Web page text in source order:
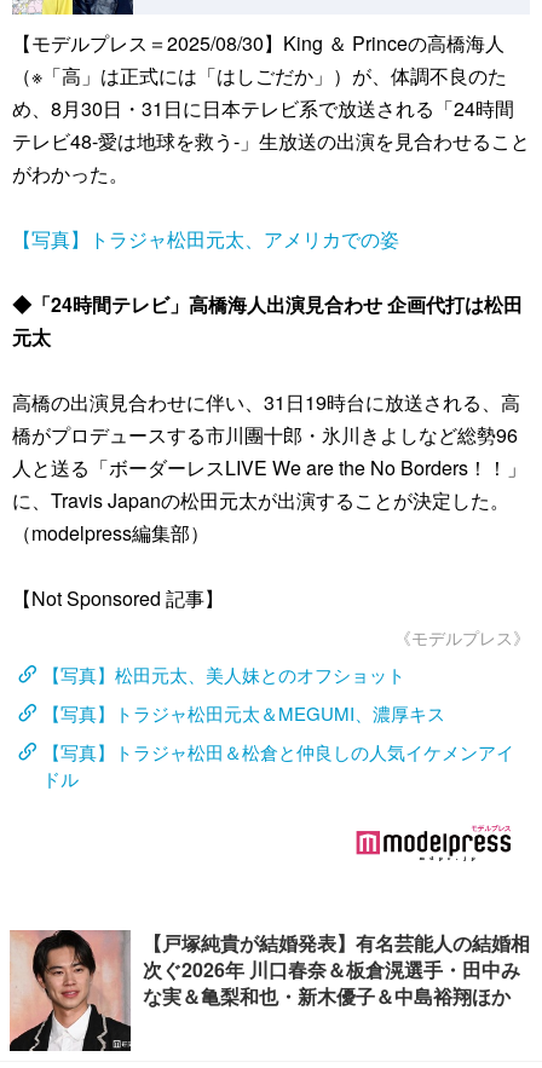
【モデルプレス＝2025/08/30】King ＆ Princeの高橋海人
（※「高」は正式には「はしごだか」）が、体調不良のた
め、8月30日・31日に日本テレビ系で放送される「24時間
テレビ48-愛は地球を救う-」生放送の出演を見合わせること
がわかった。
【写真】トラジャ松田元太、アメリカでの姿
◆「24時間テレビ」高橋海人出演見合わせ 企画代打は松田
元太
高橋の出演見合わせに伴い、31日19時台に放送される、高
橋がプロデュースする市川團十郎・氷川きよしなど総勢96
人と送る「ボーダーレスLIVE We are the No Borders！！」
に、Travis Japanの松田元太が出演することが決定した。
（modelpress編集部）
【Not Sponsored 記事】
《モデルプレス》
【写真】松田元太、美人妹とのオフショット
【写真】トラジャ松田元太＆MEGUMI、濃厚キス
【写真】トラジャ松田＆松倉と仲良しの人気イケメンアイ
ドル
【戸塚純貴が結婚発表】有名芸能人の結婚相
次ぐ2026年 川口春奈＆板倉滉選手・田中み
な実＆亀梨和也・新木優子＆中島裕翔ほか